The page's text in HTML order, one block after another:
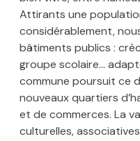
Attirants une
considérablement,
bâtiments publics :
groupe scolaire...
commune poursuit ce
nouveaux quartiers
et de commerces. La
culturelles,